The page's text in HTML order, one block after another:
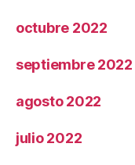
octubre 2022
septiembre 2022
agosto 2022
julio 2022